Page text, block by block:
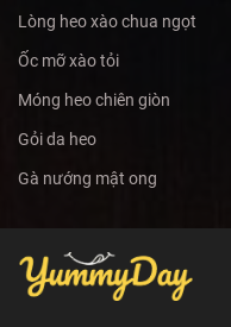
Lòng heo xào chua ngọt
Ốc mỡ xào tỏi
Móng heo chiên giòn
Gỏi da heo
Gà nướng mật ong